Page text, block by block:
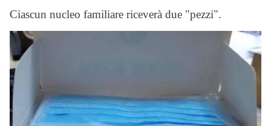
Ciascun nucleo familiare riceverà due "pezzi".